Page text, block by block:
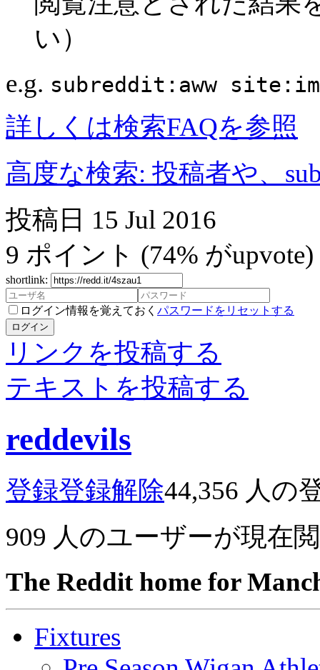
い）
e.g. subreddit:aww
詳しくは検索FAQを参照
高度な検索: 投稿者や、
投稿日 15 Jul 2016
9 ポイント (74% がupvote)
shortlink:
ログイン情報を覚えておく パスワードをリセットする
ログイン
リンクを投稿する
テキストを投稿する
reddevils
登録登録解除44,356 人の
909 人のユーザーが現在
The Reddit home for
Fixtures